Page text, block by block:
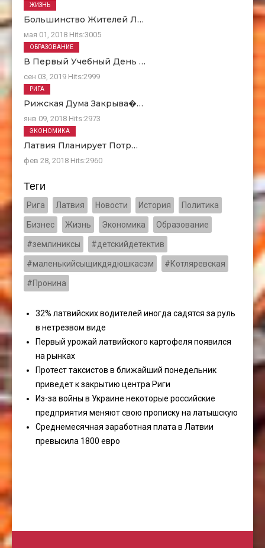
Большинство Жителей Л…
мая 01, 2018 Hits:3005
ЖИЗНЬ
В Первый Учебный День …
сен 03, 2019 Hits:2999
ОБРАЗОВАНИЕ
Рижская Дума Закрыва�…
янв 09, 2018 Hits:2973
РИГА
Латвия Планирует Потр…
фев 28, 2018 Hits:2960
ЭКОНОМИКА
Теги
Рига Латвия Новости История Политика
Бизнес Жизнь Экономика Образование
#землиниксы #детскийдетектив
#маленькийсыщикдядюшкасэм #Котляревская
#Пронина
32% латвийских водителей иногда садятся за руль
в нетрезвом виде
Первый урожай латвийского картофеля появился
на рынках
Протест таксистов в ближайший понедельник
приведет к закрытию центра Риги
Из-за войны в Украине некоторые российские
предприятия меняют свою прописку на латышскую
Среднемесячная заработная плата в Латвии
превысила 1800 евро